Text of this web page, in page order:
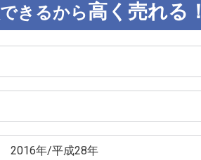
できるから高く売れる！